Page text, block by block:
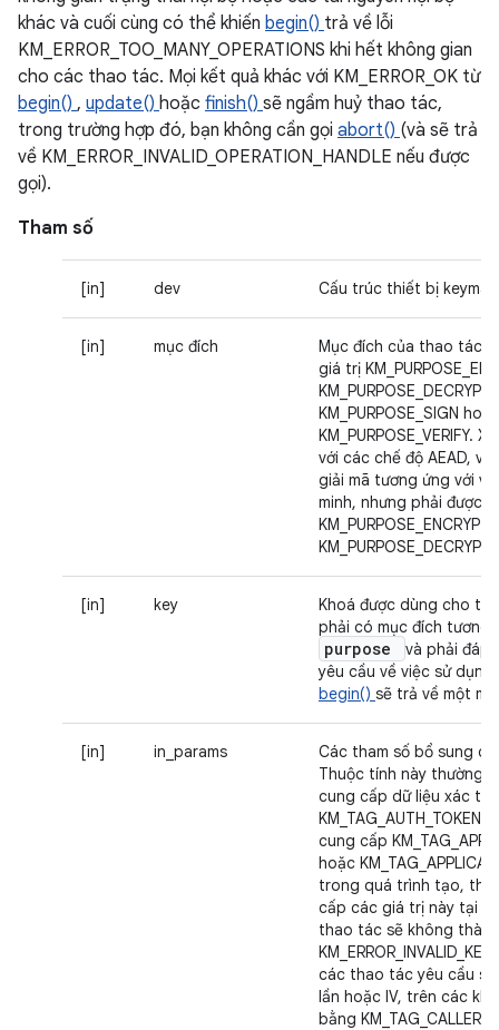
khác và cuối cùng có thể khiến begin() trả về lỗi
KM_ERROR_TOO_MANY_OPERATIONS khi hết không gian
cho các thao tác. Mọi kết quả khác với KM_ERROR_OK từ
begin() , update() hoặc finish() sẽ ngầm huỷ thao tác,
trong trường hợp đó, bạn không cần gọi abort() (và sẽ trả
về KM_ERROR_INVALID_OPERATION_HANDLE nếu được
gọi).
Tham số
[in] dev Cấu trúc thiết bị
[in] mục đích
Mục đích của thao tác,
giá trị
KM_PURPOSE_DECRYPT,
KM_PURPOSE_SIGN hoặc
KM_PURPOSE_VERIFY.
với các chế độ AEAD,
giải mã tương ứng với
minh, nhưng phải được
KM_PURPOSE_ENCRYPT
KM_PURPOSE_DECRYPT.
[in] key
Khoá được dùng cho
phải có mục đích tương
purpose
và phải đáp
yêu cầu về việc sử
begin() sẽ trả về một
[in] in_params
Các tham số bổ sung
Thuộc tính này thường
cung cấp dữ liệu xác
KM_TAG_AUTH_TOKEN.
cung cấp
hoặc
trong quá trình tạo, thì
cấp các giá trị này tại
thao tác sẽ không
các thao tác yêu cầu
lần hoặc IV, trên các
bằng